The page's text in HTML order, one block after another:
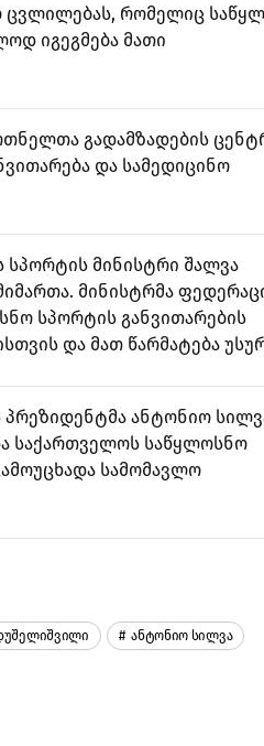
ცვლილებას, რომელიც
იგეგმება მათი
გადამზადების
და სამედიცინო
სპორტის მინისტრი შალვა
მინისტრმა
სპორტის განვითარების
და მათ წარმატება
ანტონიო
საქართველოს საწყლოსნო
სამომავლო
Ანტონიო Სილვა